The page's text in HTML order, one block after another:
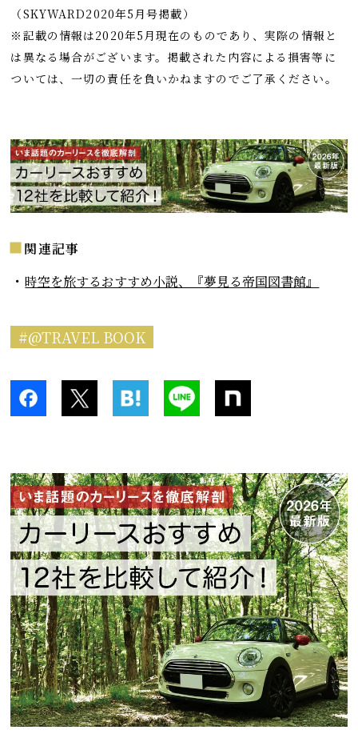
（SKYWARD2020年5月号掲載）
※記載の情報は2020年5月現在のものであり、実際の情報と
は異なる場合がございます。掲載された内容による損害等に
ついては、一切の責任を負いかねますのでご了承ください。
関連記事
時空を旅するおすすめ小説、『夢見る帝国図書館』
@TRAVEL BOOK